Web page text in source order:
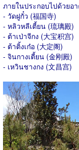
ภายในประกอบไปด้วยอ
- วัดฝูกั๋ว (福国寺)
- หลิวหลีเตี้ยน (琉璃殿)
- ต้าเป่าจีกง (大宝积宫)
- ต้าติ้งเก๋อ (大定阁)
- จินกางเตี้ยน (金刚殿)
- เหวินชางกง (文昌宫)